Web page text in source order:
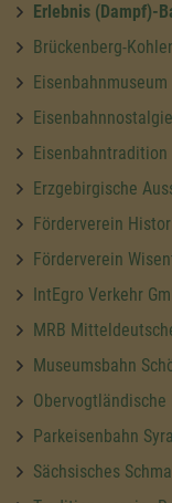
Erlebnis (Dampf)-
Brückenberg-
Eisenbahntradition
Erzgebirgische
Förderverein
Förderverein
IntEgro Verkehr
MRB
Museumsbahn
Obervogtländische
Parkeisenbahn
Sächsisches